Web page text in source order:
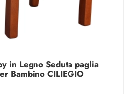
in Legno Seduta paglia
Bambino CILIEGIO